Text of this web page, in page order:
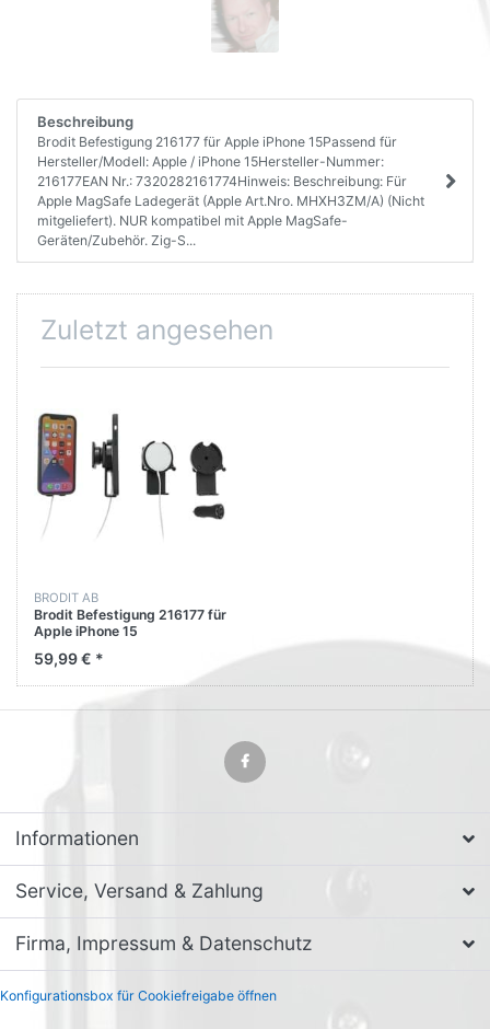
Beschreibung
Brodit Befestigung 216177 für Apple iPhone 15Passend für
Hersteller/Modell: Apple / iPhone 15Hersteller-Nummer:
216177EAN Nr.: 7320282161774Hinweis: Beschreibung: Für
Apple MagSafe Ladegerät (Apple Art.Nro. MHXH3ZM/A) (Nicht
mitgeliefert). NUR kompatibel mit Apple MagSafe-
Geräten/Zubehör. Zig-S...
Zuletzt angesehen
BRODIT AB
Brodit Befestigung 216177 für
Apple iPhone 15
59,99 € *
Informationen
Service, Versand & Zahlung
Firma, Impressum & Datenschutz
Konfigurationsbox für Cookiefreigabe öffnen